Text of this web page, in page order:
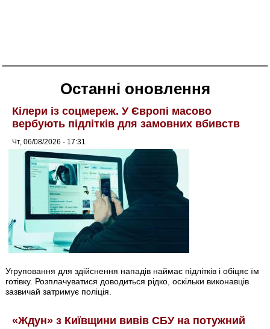
Останні оновлення
Кілери із соцмереж. У Європі масово
вербують підлітків для замовних вбивств
Чт, 06/08/2026 - 17:31
Угруповання для здійснення нападів наймає підлітків і обіцяє їм
готівку. Розплачуватися доводиться рідко, оскільки виконавців
зазвичай затримує поліція.
«Ждун» з Київщини вивів СБУ на потужний